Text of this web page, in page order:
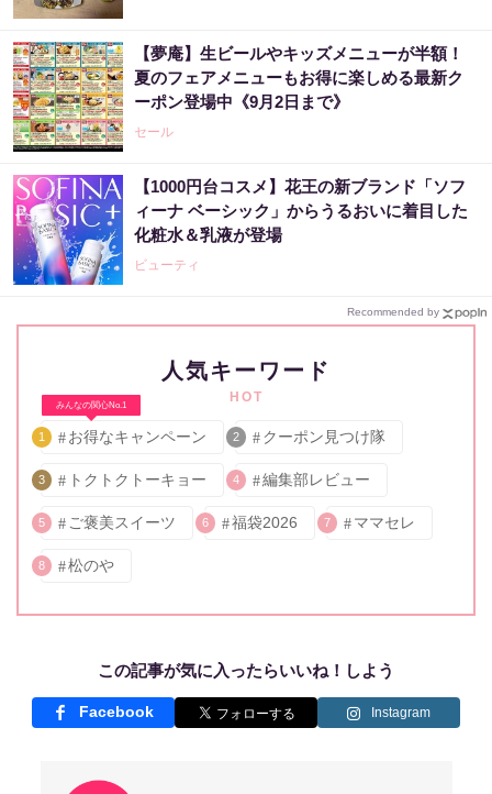
【夢庵】生ビールやキッズメニューが半額！
夏のフェアメニューもお得に楽しめる最新ク
ーポン登場中《9月2日まで》
セール
【1000円台コスメ】花王の新ブランド「ソフ
ィーナ ベーシック」からうるおいに着目した
化粧水＆乳液が登場
ビューティ
Recommended by
人気キーワード
HOT
みんなの関心No.1
1 お得なキャンペーン 2 クーポン見つけ隊
3 トクトクトーキョー 4 編集部レビュー
5 ご褒美スイーツ 6 福袋2026 7 ママセレ
8 松のや
この記事が気に入ったらいいね！しよう
Facebook Instagram